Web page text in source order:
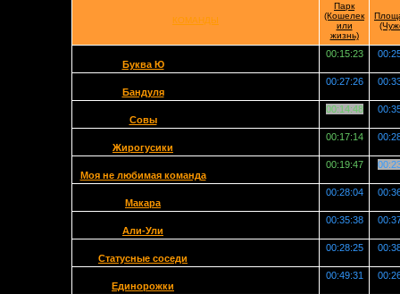
КОМАНДЫ
Парк
(Кошелек
или
жизнь)
Буква Ю
00:15:23
Бандуля
00:27:26
Совы
00:14:48
Жирогусики
00:17:14
Моя не любимая команда
00:19:47
Макара
00:28:04
Али-Ули
00:35:38
Статусные соседи
00:28:25
Единорожки
00:49:31